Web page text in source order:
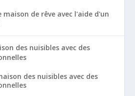
des nuisibles avec des